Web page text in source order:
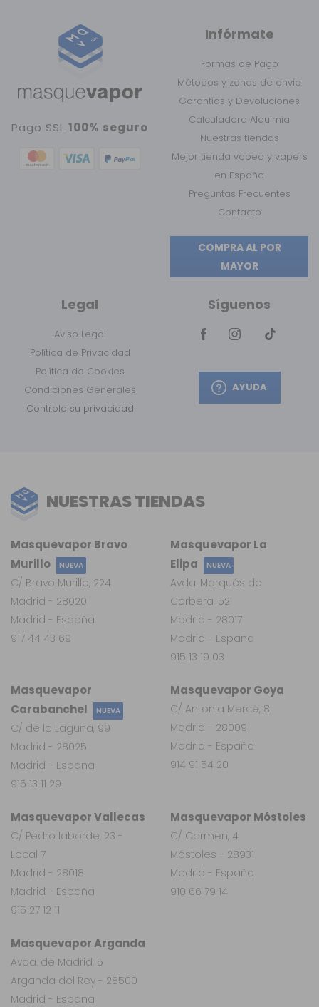
Pago SSL100% seguro
Infórmate
Formas de Pago
Métodos y zonas de envío
Garantías y Devoluciones
Calculadora Alquimia
Nuestras tiendas
Mejor tienda vapeo y vapers
en España
Preguntas Frecuentes
Contacto
COMPRA AL POR
MAYOR
Legal
Aviso Legal
Política de Privacidad
Política de Cookies
Condiciones Generales
Controle su privacidad
Síguenos
AYUDA
NUESTRAS TIENDAS
Masquevapor Arganda
Avda. de Madrid, 5
Arganda del Rey - 28500
Madrid - España
Masquevapor
Carabanchel
NUEVA
C/ de la Laguna, 99
Madrid - 28025
Madrid - España
915 13 11 29
Masquevapor Vallecas
C/ Pedro laborde, 23 -
Local 7
Madrid - 28018
Madrid - España
915 27 12 11
Masquevapor Móstoles
C/ Carmen, 4
Móstoles - 28931
Madrid - España
910 66 79 14
Masquevapor Goya
C/ Antonia Mercé, 8
Madrid - 28009
Madrid - España
914 91 54 20
Masquevapor La
Elipa
NUEVA
Avda. Marqués de
Corbera, 52
Madrid - 28017
Madrid - España
915 13 19 03
Masquevapor Bravo
Murillo
NUEVA
C/ Bravo Murillo, 224
Madrid - 28020
Madrid - España
917 44 43 69